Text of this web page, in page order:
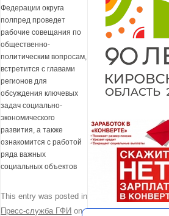
Федерации округа
полпред проведет
рабочие совещания по
общественно-
политическим вопросам,
встретится с главами
регионов для
обсуждения ключевых
задач социально-
экономического
развития, а также
ознакомится с работой
ряда важных
социальных объектов
This entry was posted in
Пресс-служба ГФИ on